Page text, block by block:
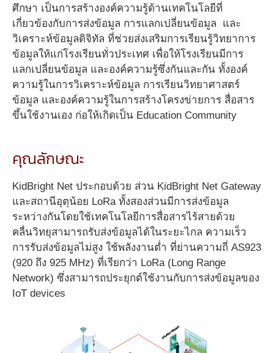
ศึกษา เป็นการสร้างองค์ความรู้ด้านเทคโนโลยีที่
เกี่ยวข้องกับการส่งข้อมูล การแลกเปลี่ยนข้อมูล และ
วิเคราะห์ข้อมูลดิจิทัล ที่ช่วยส่งเสริมการเรียนรู้วิทยาการ
ข้อมูลให้แก่โรงเรียนทั่วประเทศ เพื่อให้โรงเรียนมีการ
แลกเปลี่ยนข้อมูล และองค์ความรู้ซึ่งกันและกัน ทั้งองค์
ความรู้ในการวิเคราะห์ข้อมูล การเรียนวิทยาศาสตร์
ข้อมูล และองค์ความรู้ในการสร้างโครงข่ายการ สื่อสาร
ขึ้นใช้งานเอง ก่อให้เกิดเป็น Education Community
คุณลักษณะ
KidBright Net ประกอบด้วย ส่วน KidBright Net Gateway
และสถานีอุตุน้อย LoRa ทั้งสองส่วนมีการส่งข้อมูล
ระหว่างกันโดยใช้เทคโนโลยีการสื่อสารไร้สายด้วย
คลื่นวิทยุสามารถรับส่งข้อมูลได้ในระยะไกล ความเร็ว
การรับส่งข้อมูลไม่สูง ใช้พลังงานต่ำ ที่ย่านความถี่ AS923
(920 ถึง 925 MHz) ที่เรียกว่า LoRa (Long Range
Network) ซึ่งสามารถประยุกต์ใช้งานกับการส่งข้อมูลของ
IoT devices